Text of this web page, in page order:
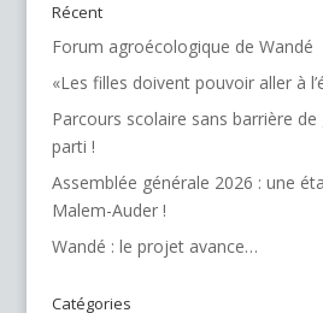
Récent
Forum agroécologique de Wandé
«Les filles doivent pouvoir aller à
Parcours scolaire sans barrière de
parti !
Assemblée générale 2026 : une
Malem-Auder !
Wandé : le projet avance…
Catégories